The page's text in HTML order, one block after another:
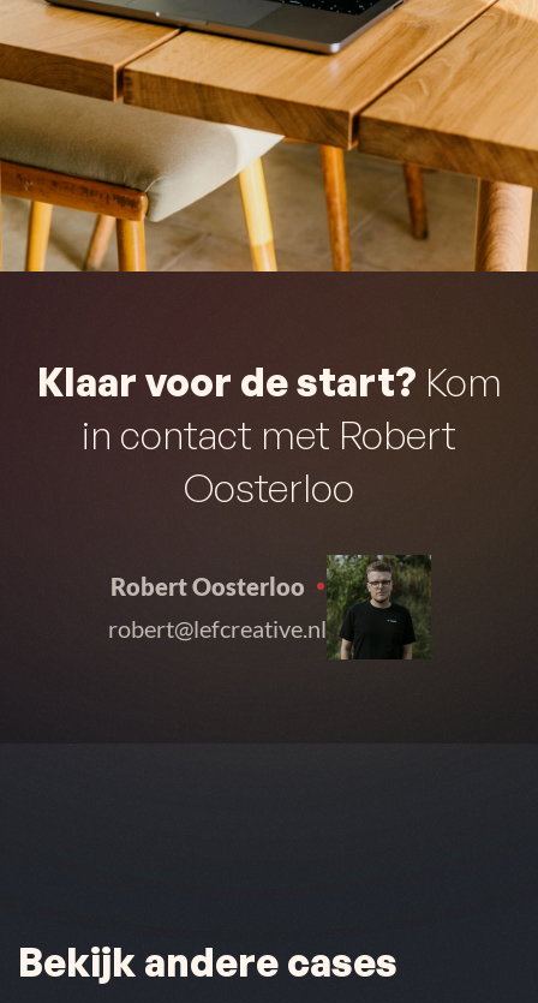
Klaar voor de start? Kom
in contact met Robert
Oosterloo
Robert Oosterloo
robert@lefcreative.nl
Bekijk andere cases